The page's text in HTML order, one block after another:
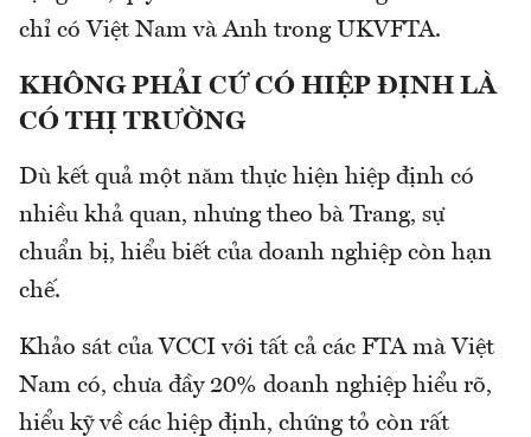
chỉ có Việt Nam và Anh trong UKVFTA.
KHÔNG PHẢI CỨ CÓ HIỆP ĐỊNH LÀ
CÓ THỊ TRƯỜNG
Dù kết quả một năm thực hiện hiệp định có
nhiều khả quan, nhưng theo bà Trang, sự
chuẩn bị, hiểu biết của doanh nghiệp còn hạn
chế.
Khảo sát của VCCI với tất cả các FTA mà Việt
Nam có, chưa đầy 20% doanh nghiệp hiểu rõ,
hiểu kỹ về các hiệp định, chứng tỏ còn rất